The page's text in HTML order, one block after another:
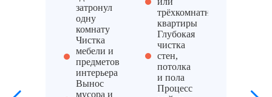
затронул
одну
комнату
Чистка
мебели и
предметов
интерьера
Вынос
мусора и
трёхкомнатной
квартиры
Глубокая
чистка
стен,
потолка
и пола
Процесс